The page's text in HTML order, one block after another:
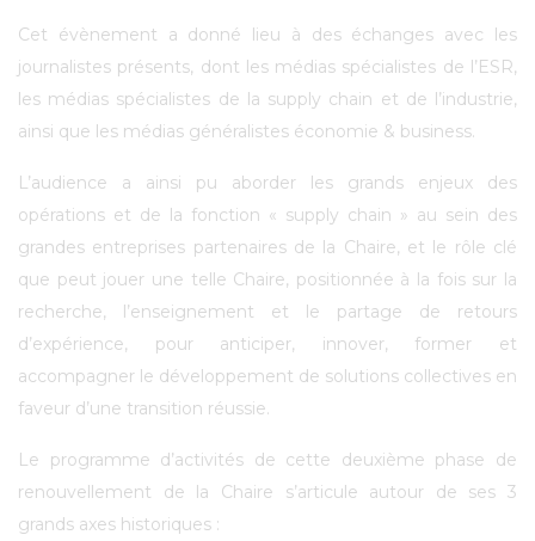
Cet évènement a donné lieu à des échanges avec les
journalistes présents, dont les médias spécialistes de l’ESR,
les médias spécialistes de la supply chain et de l’industrie,
ainsi que les médias généralistes économie & business.
L’audience a ainsi pu aborder les grands enjeux des
opérations et de la fonction « supply chain » au sein des
grandes entreprises partenaires de la Chaire, et le rôle clé
que peut jouer une telle Chaire, positionnée à la fois sur la
recherche, l’enseignement et le partage de retours
d’expérience, pour anticiper, innover, former et
accompagner le développement de solutions collectives en
faveur d’une transition réussie.
Le programme d’activités de cette deuxième phase de
renouvellement de la Chaire s’articule autour de ses 3
grands axes historiques :